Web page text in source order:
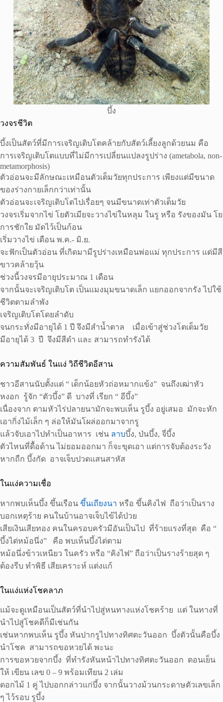
บึ้ง
วงจรชีวิต
บึ้งเป็นสัตว์ที่มีการเจริญเติบโตคล้ายกับสัตว์เลี้ยงลูกด้วยนม คือ
การเจริญเติบโตแบบที่ไม่มีการเปลี่ยนแปลงรูปร่าง (ametabola, non-
metamorphosis)
ตัวอ่อนจะมีลักษณะเหมือนตัวเต็มวัยทุกประการ เพียงแต่มีขนาด
ของร่างกายเล็กกว่าเท่านั้น
ตัวอ่อนจะเจริญเติบโตไปเรื่อยๆ จนมีขนาดเท่าตัวเต็มวัย
วงจรเริ่มจากไข่ โยตัวเมียจะวางไข่ในหลุม ในรู หรือ รังของมัน โย
การชักใย มัดไว้เป็นก้อน
เริ่มวางไข่ เดือน พ.ค.- มิ.ย.
จะฟักเป็นตัวอ่อน ที่เกิดมามีรูปร่างเหมือนพ่อแม่ ทุกประการ แต่มีสี
ขาวคล้ายวุ้น
ช่วงนี้วงจรมีอายุประมาณ 1 เดือน
จากนั้นจะเจริญเติบโต เป็นแมงมุมขนาดเล็ก แยกออกจากรัง ไปใช้
ชีวิตตามลำพัง
เจริญเติบโตโดยลำดับ
จนกระทั่งมีอายุได้ 1 ปี จึงมีสำน้ำตาล เมื่อเข้าสู่ช่วงโตเต็มวัย
มีอายุได้ 3 ปี จึงมีสีดำ และ สามารถทำรังได้
ความสัมพันธ์ ในแง่ วิถีชีวิตอีสาน
ชาวอีสานนับตั้งแต่ “ เด็กน้อยหัวถ่อหมากแข้ง” จนถึงเฒ่าหัว
หงอก รู้จัก “ตัวบึ้ง” ดี บางที่ เรียก “ อีบึ้ง”
เนื่องจาก ตามหัวไร่ปลายนามักจะพบเห็น รูบึ้ง อยู่เสมอ มักจะหัก
เอากิ่งไม้เล็ก ๆ ล่อให้มันโผล่ออกมาจากรู
แล้วจับเอาไปทำเป็นอาหาร เช่น ลาบบึ้ง, ป่นบึ้ง, จี่บึ้ง
ตัวไหนที่ดื้อด้าน ไม่ยอมออกมา ก็จะขุดเอา แต่การจับต้องระวัง
หากถืก บึ้งกัด อาจเจ็บปวดแสนสาหัส
ในแง่ความเชื่อ
หากพบเห็นบึ้ง ขึ้นเรือน ขึ้นเถียงนา หรือ ขึ้นคิงไฟ ถือว่าเป็นราง
บอกเหตุร้าย คนในบ้านอาจเจ็บไข้ได้ป่วย
เสียเงินเสียทอง คนในครอบครัวมีอันเป็นไป ที่ร้ายแรงที่สุด คือ “
บึ้งไต่หม้อนึ่ง” คือ พบเห็นบึ้งไต่ตาม
หม้อนึ่งข้าวเหนียว ในครัว หรือ “คิงไฟ” ถือว่าเป็นรางร้ายสุด ๆ
ต้องรีบ ทำพิธี เสียเคราะห์ แต่งแก้
ในแง่แห่งโชคลาภ
แม้จะดูเหมือนเป็นสัตว์ที่นำไปสู่หนทางแห่งโชคร้าย แต่ ในทางที่
นำไปสู่โชคดีก็มีเช่นกัน
เช่นหากพบเห็น รูบึ้ง หันปากรูไปทางทิศตะวันออก บึ้งตัวนั้นคือบึ้ง
นำโชค สามารถขอหวยได้ พะนะ
การขอหวยจากบึ้ง ที่ทำรังหันหน้าไปทางทิศตะวันออก ตอนเย็น
ให้ เขียน เลข 0 – 9 พร้อมเทียน 2 เล่ม
ดอกไม้ 1 คู่ ไปบอกกล่าวแก่บึ้ง จากนั้นวางม้วนกระดาษตัวเลขเล็ก
ๆ ไว้รอบ รูบึ้ง